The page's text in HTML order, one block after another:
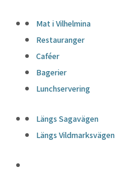
Mat i Vilhelmina
Restauranger
Caféer
Bagerier
Lunchservering
Längs Sagavägen
Längs Vildmarksvägen